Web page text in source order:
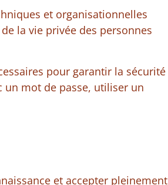
et organisationnelles
la vie privée des personnes
pour garantir la sécurité
un mot de passe, utiliser un
et accepter pleinement